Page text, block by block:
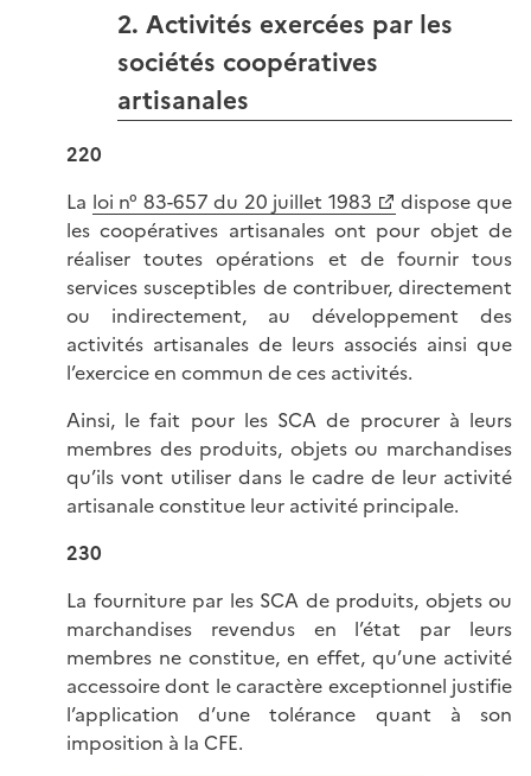
2. Activités exercées par les
sociétés coopératives
artisanales
220
La loi n° 83-657 du 20 juillet 1983
dispose que
les coopératives artisanales ont pour objet de
réaliser toutes opérations et de fournir tous
services susceptibles de contribuer, directement
ou indirectement, au développement des
activités artisanales de leurs associés ainsi que
l’exercice en commun de ces activités.
Ainsi, le fait pour les SCA de procurer à leurs
membres des produits, objets ou marchandises
qu’ils vont utiliser dans le cadre de leur activité
artisanale constitue leur activité principale.
230
La fourniture par les SCA de produits, objets ou
marchandises revendus en l’état par leurs
membres ne constitue, en effet, qu’une activité
accessoire dont le caractère exceptionnel justifie
l’application d’une tolérance quant à son
imposition à la CFE.